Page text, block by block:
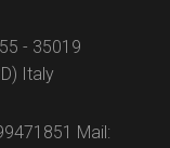
- 35019
Italy
Mail: